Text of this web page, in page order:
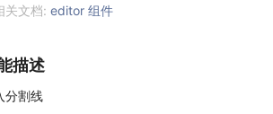
关文档: editor 组件
描述
分割线